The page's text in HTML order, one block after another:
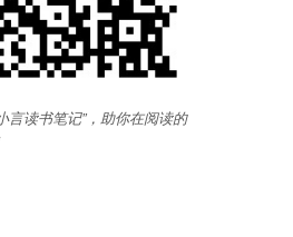
言读书笔记”，助你在阅读的